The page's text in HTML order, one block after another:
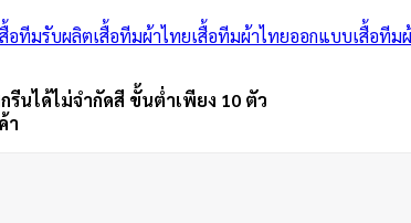
อทีมรับผลิตเสื้อทีมผ้าไทยเสื้อทีมผ้าไทยออกแบบเสื้อทีม
นได้ไม่จำกัดสี ขั้นต่ำเพียง 10 ตัว
า